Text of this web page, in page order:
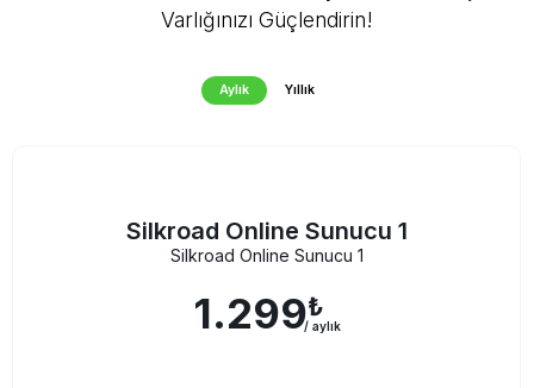
Varlığınızı Güçlendirin!
Aylık Yıllık
Silkroad Online Sunucu 1
Silkroad Online Sunucu 1
1.299₺
/ aylık